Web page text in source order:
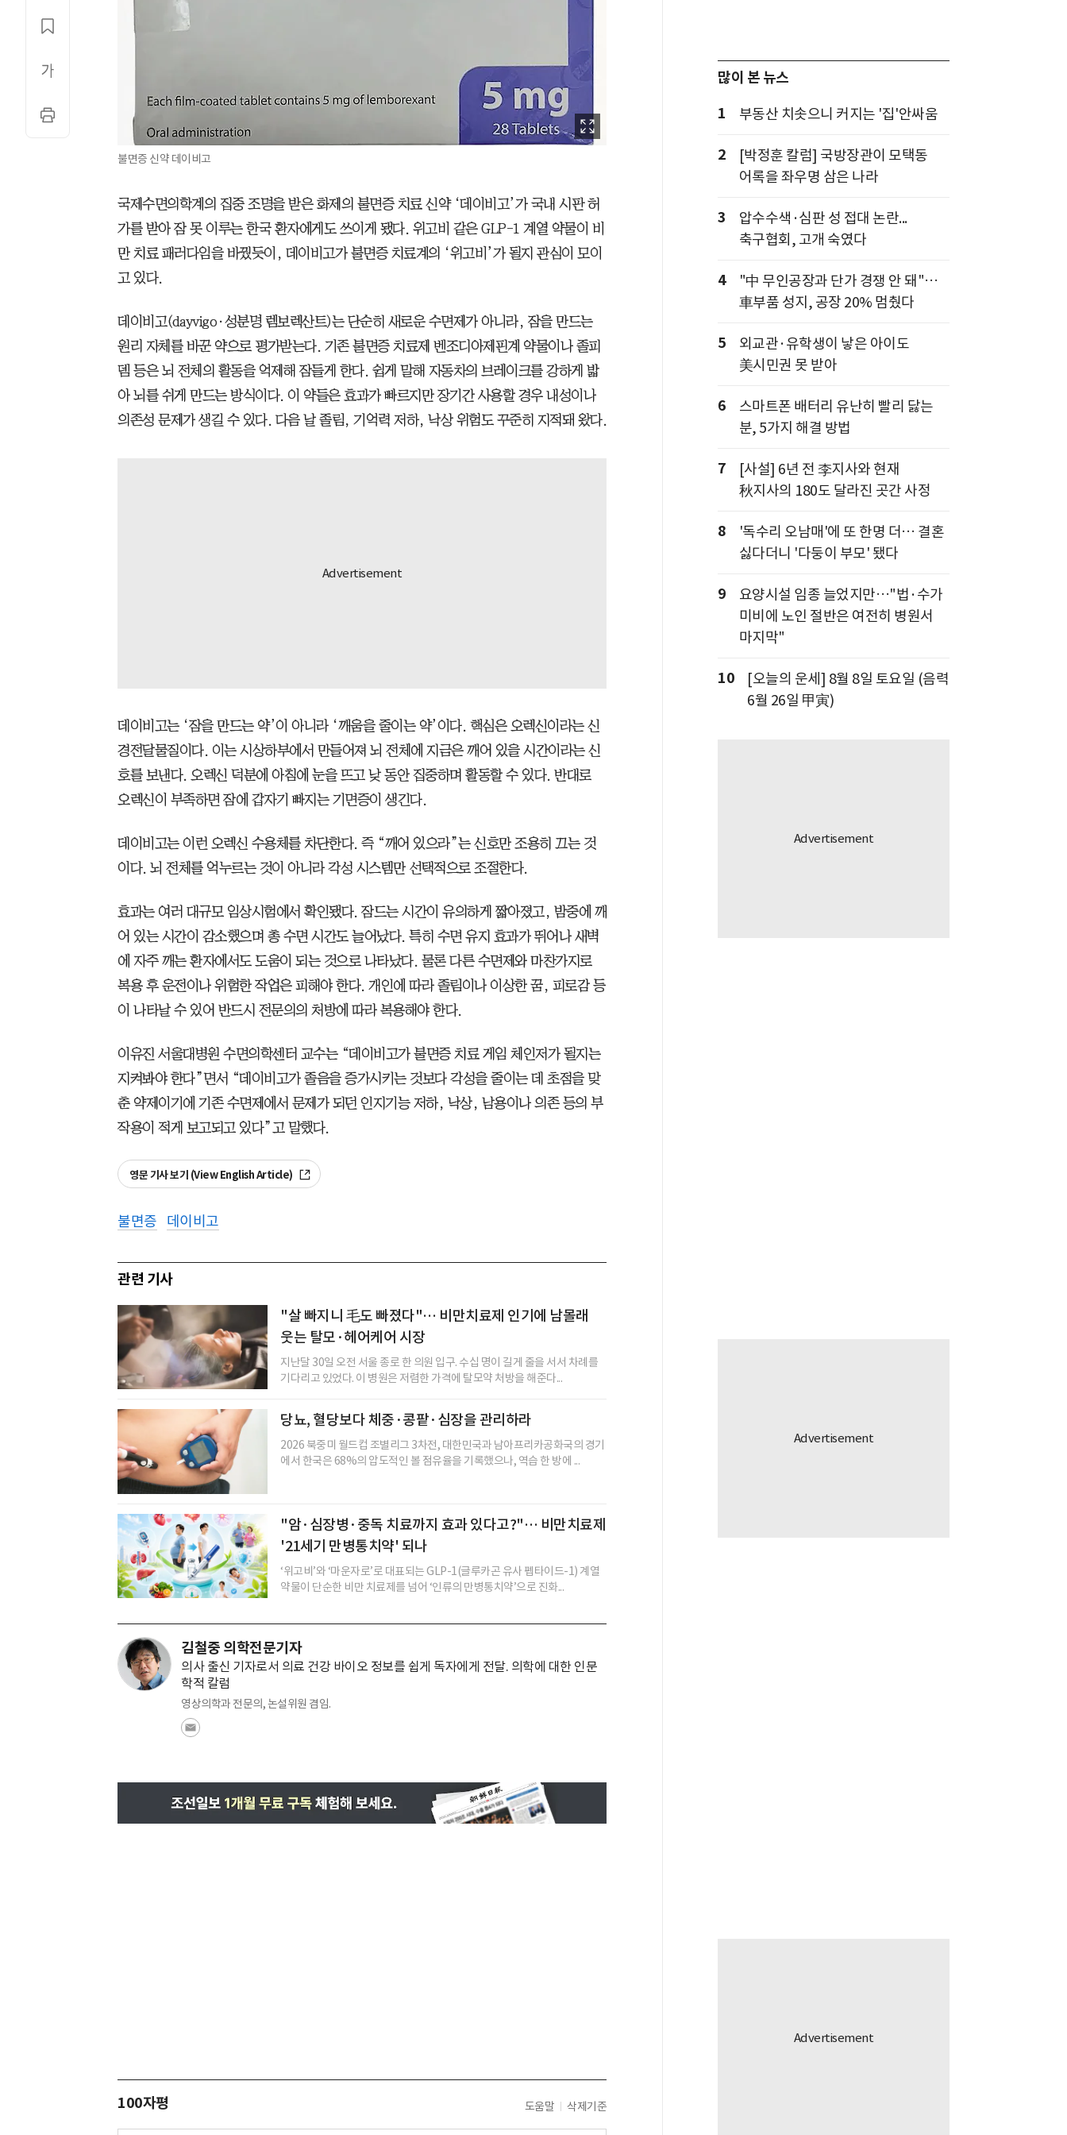
불면증 신약 데이비고
국제수면의학계의 집중 조명을 받은 화제의 불면증 치료 신약 ‘데이비고’가 국내 시판 허
가를 받아 잠 못 이루는 한국 환자에게도 쓰이게 됐다. 위고비 같은 GLP-1 계열 약물이 비
만 치료 패러다임을 바꿨듯이, 데이비고가 불면증 치료계의 ‘위고비’가 될지 관심이 모이
고 있다.
데이비고(dayvigo·성분명 렘보렉산트)는 단순히 새로운 수면제가 아니라, 잠을 만드는
원리 자체를 바꾼 약으로 평가받는다. 기존 불면증 치료제 벤조디아제핀계 약물이나 졸피
뎀 등은 뇌 전체의 활동을 억제해 잠들게 한다. 쉽게 말해 자동차의 브레이크를 강하게 밟
아 뇌를 쉬게 만드는 방식이다. 이 약들은 효과가 빠르지만 장기간 사용할 경우 내성이나
의존성 문제가 생길 수 있다. 다음 날 졸림, 기억력 저하, 낙상 위험도 꾸준히 지적돼 왔다.
데이비고는 ‘잠을 만드는 약’이 아니라 ‘깨움을 줄이는 약’이다. 핵심은 오렉신이라는 신
경전달물질이다. 이는 시상하부에서 만들어져 뇌 전체에 지금은 깨어 있을 시간이라는 신
호를 보낸다. 오렉신 덕분에 아침에 눈을 뜨고 낮 동안 집중하며 활동할 수 있다. 반대로
오렉신이 부족하면 잠에 갑자기 빠지는 기면증이 생긴다.
데이비고는 이런 오렉신 수용체를 차단한다. 즉 “깨어 있으라”는 신호만 조용히 끄는 것
이다. 뇌 전체를 억누르는 것이 아니라 각성 시스템만 선택적으로 조절한다.
효과는 여러 대규모 임상시험에서 확인됐다. 잠드는 시간이 유의하게 짧아졌고, 밤중에 깨
어 있는 시간이 감소했으며 총 수면 시간도 늘어났다. 특히 수면 유지 효과가 뛰어나 새벽
에 자주 깨는 환자에서도 도움이 되는 것으로 나타났다. 물론 다른 수면제와 마찬가지로
복용 후 운전이나 위험한 작업은 피해야 한다. 개인에 따라 졸림이나 이상한 꿈, 피로감 등
이 나타날 수 있어 반드시 전문의의 처방에 따라 복용해야 한다.
이유진 서울대병원 수면의학센터 교수는 “데이비고가 불면증 치료 게임 체인저가 될지는
지켜봐야 한다”면서 “데이비고가 졸음을 증가시키는 것보다 각성을 줄이는 데 초점을 맞
춘 약제이기에 기존 수면제에서 문제가 되던 인지기능 저하, 낙상, 남용이나 의존 등의 부
작용이 적게 보고되고 있다”고 말했다.
영문 기사 보기 (View English Article)
불면증 데이비고
관련 기사
"살 빠지니 毛도 빠졌다"… 비만치료제 인기에 남몰래
웃는 탈모·헤어케어 시장
지난달 30일 오전 서울 종로 한 의원 입구. 수십 명이 길게 줄을 서서 차례를
기다리고 있었다. 이 병원은 저렴한 가격에 탈모약 처방을 해준다...
당뇨, 혈당보다 체중·콩팥·심장을 관리하라
2026 북중미 월드컵 조별리그 3차전, 대한민국과 남아프리카공화국의 경기
에서 한국은 68%의 압도적인 볼 점유율을 기록했으나, 역습 한 방에 ...
"암·심장병·중독 치료까지 효과 있다고?"… 비만치료제
'21세기 만병통치약' 되나
‘위고비’와 ‘마운자로’로 대표되는 GLP-1(글루카곤 유사 펩타이드-1) 계열
약물이 단순한 비만 치료제를 넘어 ‘인류의 만병통치약’으로 진화...
김철중 의학전문기자
의사 출신 기자로서 의료 건강 바이오 정보를 쉽게 독자에게 전달. 의학에 대한 인문
학적 칼럼
영상의학과 전문의, 논설위원 겸임.
100자평 도움말 삭제기준
많이 본 뉴스
1
부동산 치솟으니 커지는 '집'안싸움
2
[박정훈 칼럼] 국방장관이 모택동
어록을 좌우명 삼은 나라
3
압수수색·심판 성 접대 논란...
축구협회, 고개 숙였다
4
"中 무인공장과 단가 경쟁 안 돼"…
車부품 성지, 공장 20% 멈췄다
5
외교관·유학생이 낳은 아이도
美시민권 못 받아
6
스마트폰 배터리 유난히 빨리 닳는
분, 5가지 해결 방법
7
[사설] 6년 전 李지사와 현재
秋지사의 180도 달라진 곳간 사정
8
'독수리 오남매'에 또 한명 더… 결혼
싫다더니 '다둥이 부모' 됐다
9
요양시설 임종 늘었지만…"법·수가
미비에 노인 절반은 여전히 병원서
마지막"
10
[오늘의 운세] 8월 8일 토요일 (음력
6월 26일 甲寅)